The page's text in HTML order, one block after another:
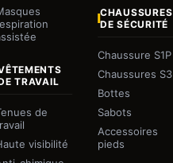
TRAVAIL
de
visibilité
CHAUSSURES
DE SÉCURITÉ
Chaussure S1P
Chaussures S3
Bottes
Sabots
Accessoires
pieds